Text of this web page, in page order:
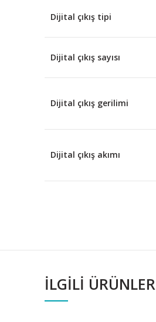
Dijital çıkış tipi
Dijital çıkış sayısı
Dijital çıkış gerilimi
Dijital çıkış akımı
İLGILI ÜRÜNLER